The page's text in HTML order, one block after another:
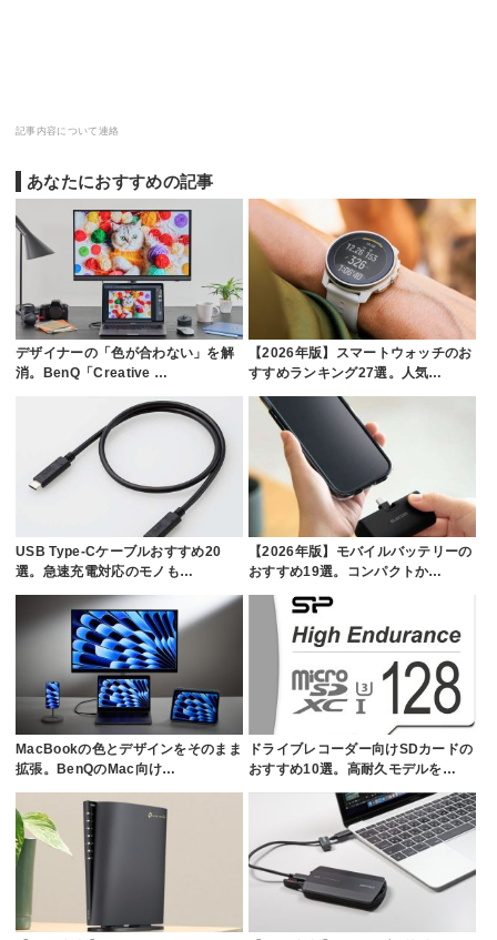
記事内容について連絡
あなたにおすすめの記事
デザイナーの「色が合わない」を解
消。BenQ「Creative …
【2026年版】スマートウォッチのお
すすめランキング27選。人気…
USB Type-Cケーブルおすすめ20
選。急速充電対応のモノも…
【2026年版】モバイルバッテリーの
おすすめ19選。コンパクトか…
MacBookの色とデザインをそのまま
拡張。BenQのMac向け…
ドライブレコーダー向けSDカードの
おすすめ10選。高耐久モデルを…